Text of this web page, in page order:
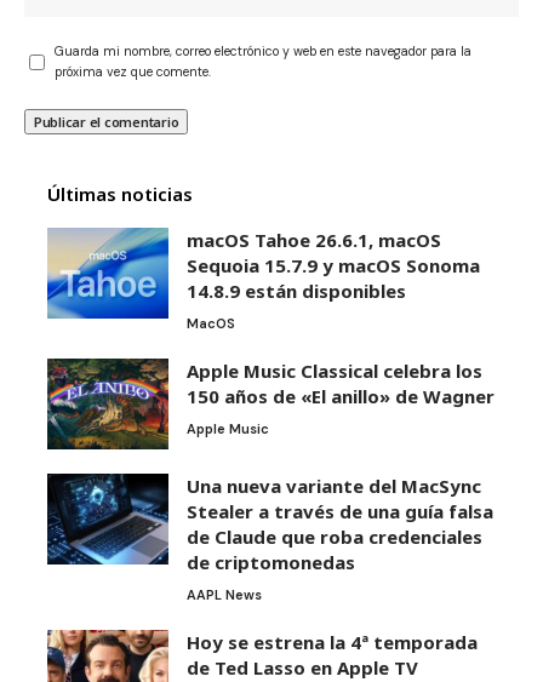
Guarda mi nombre, correo electrónico y web en este navegador para la
próxima vez que comente.
Últimas noticias
macOS Tahoe 26.6.1, macOS
Sequoia 15.7.9 y macOS Sonoma
14.8.9 están disponibles
MacOS
Apple Music Classical celebra los
150 años de «El anillo» de Wagner
Apple Music
Una nueva variante del MacSync
Stealer a través de una guía falsa
de Claude que roba credenciales
de criptomonedas
AAPL News
Hoy se estrena la 4ª temporada
de Ted Lasso en Apple TV